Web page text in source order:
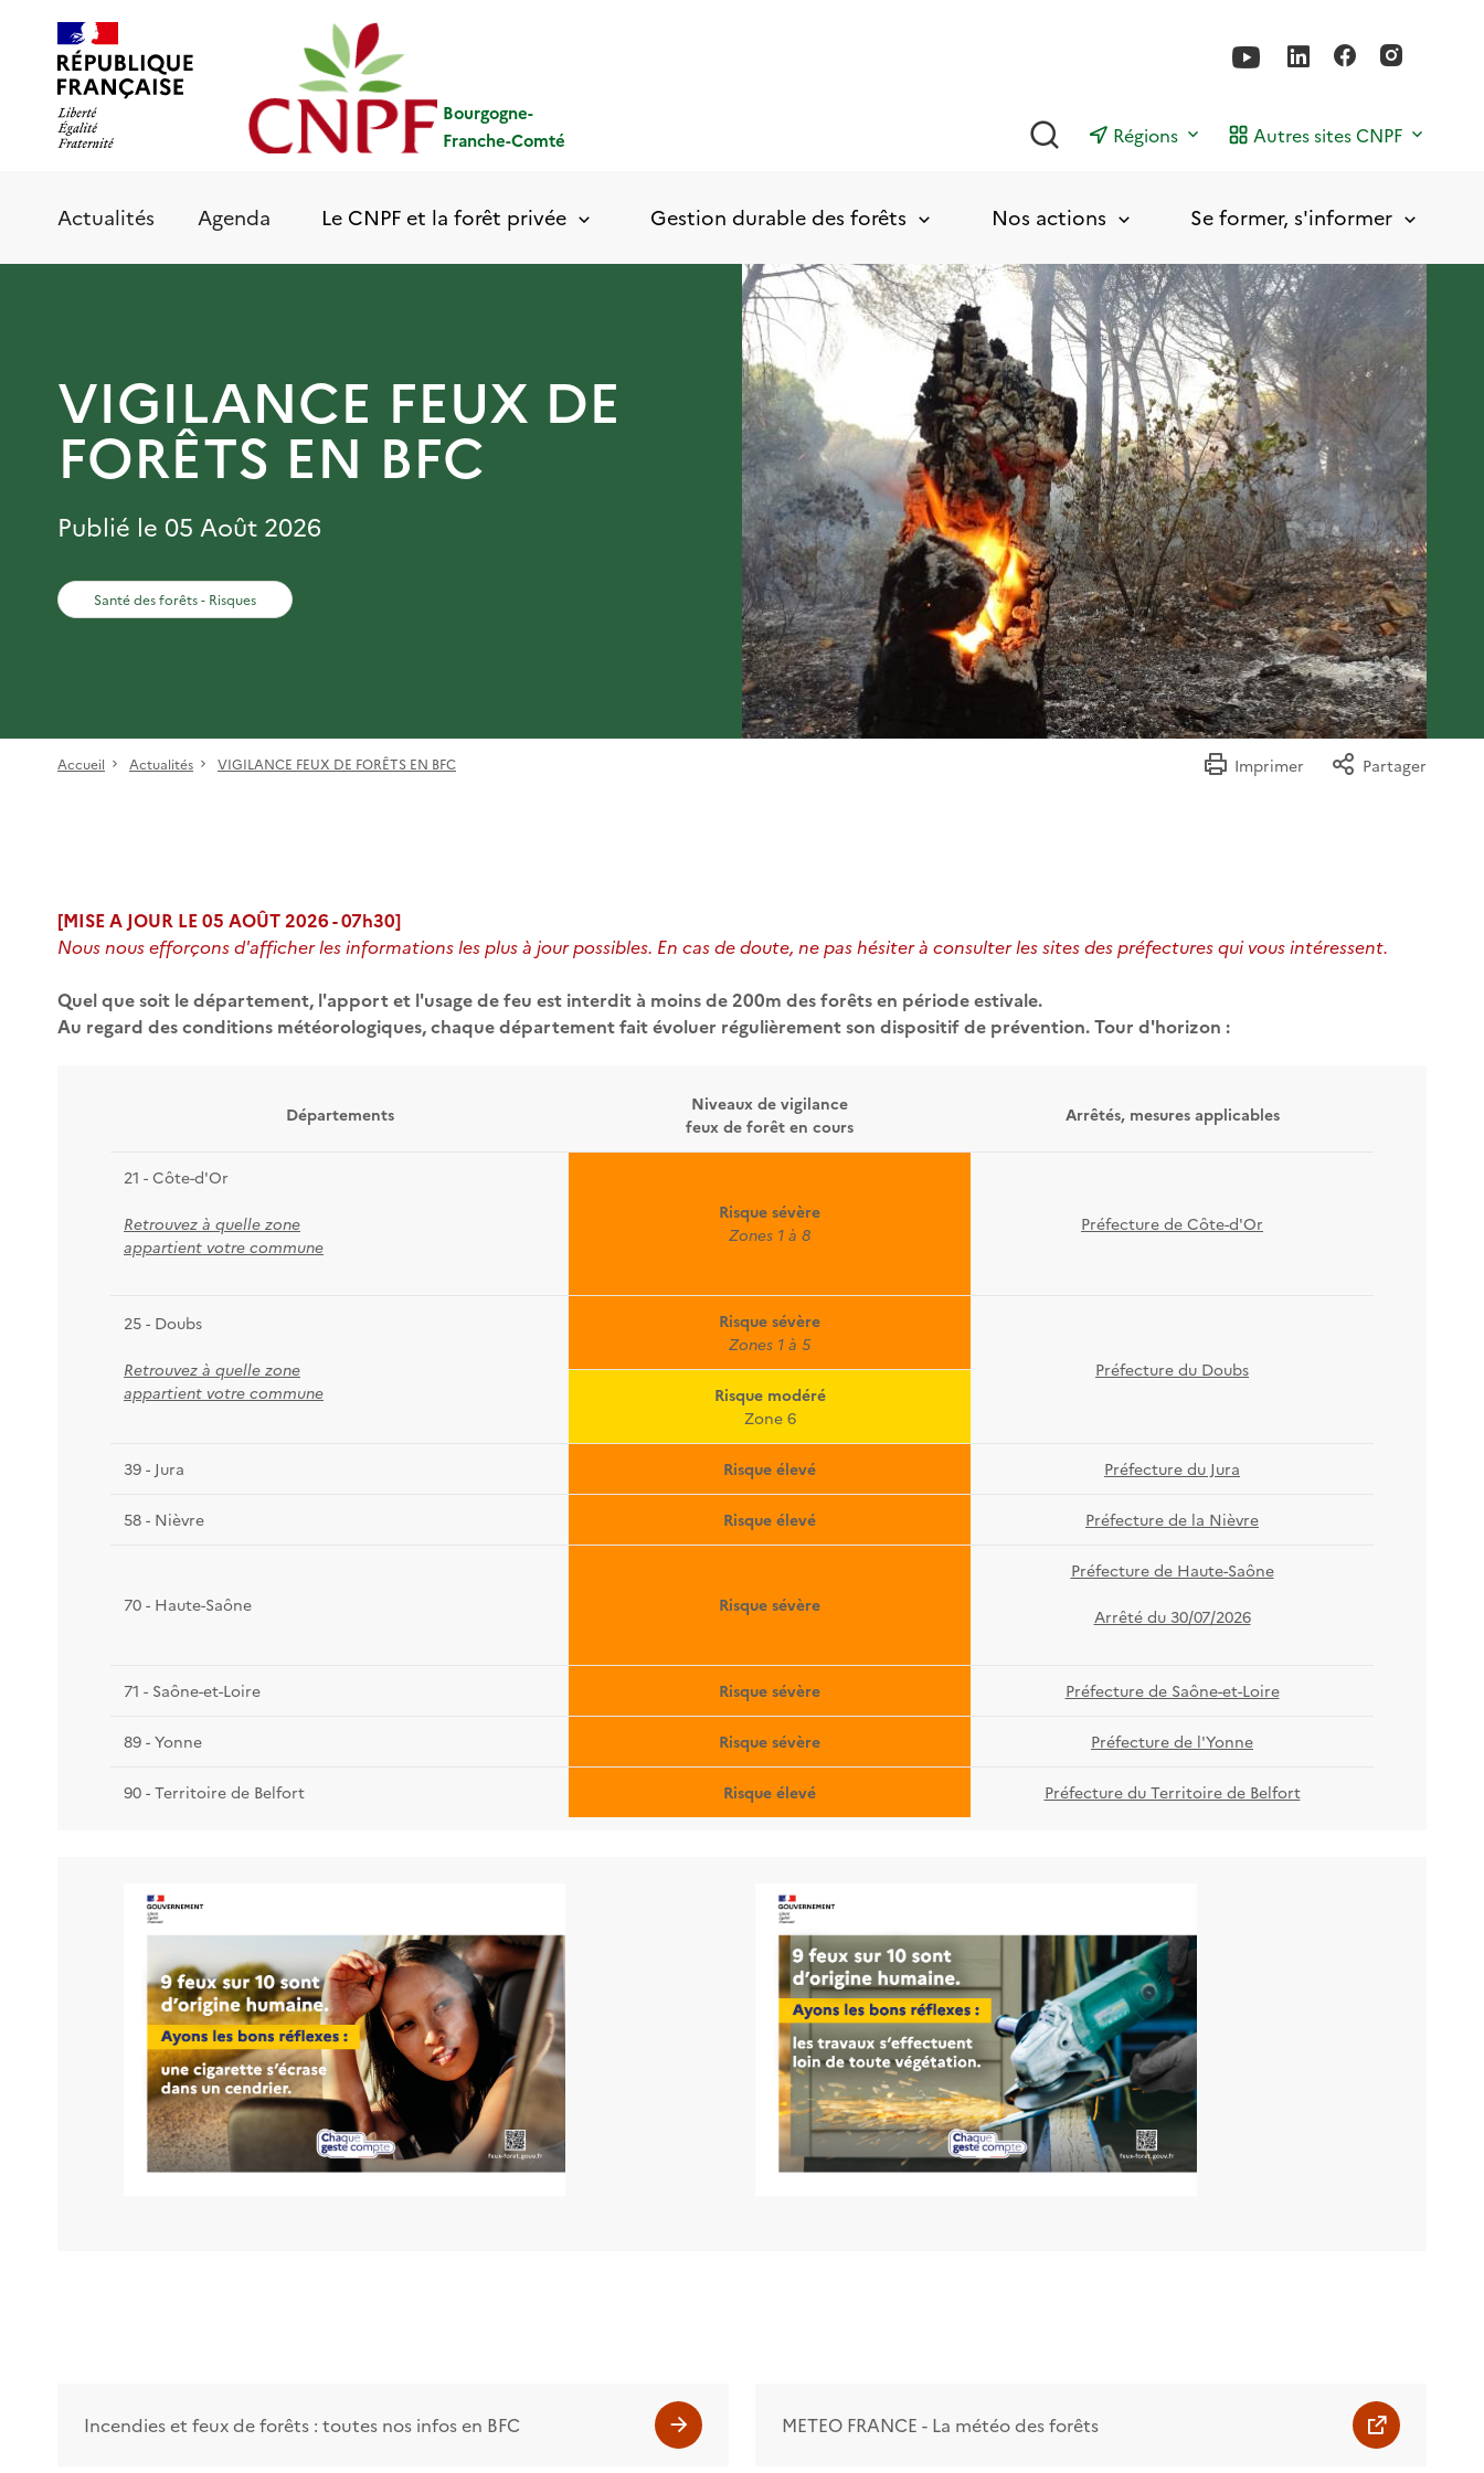
contenu
principal
Bourgogne-
Franche-Comté
Rechercher
Régions Autres sites CNPF
Actualités Agenda Le CNPF et la forêt privée Gestion durable des forêts Nos actions Se former, s'informer
VIGILANCE FEUX DE
FORÊTS EN BFC
Publié le 05 Août 2026
Santé des forêts - Risques
Accueil Actualités VIGILANCE FEUX DE FORÊTS EN BFC Imprimer Partager
[MISE A JOUR LE 05 AOÛT 2026 - 07h30]
Nous nous efforçons d'afficher les informations les plus à jour possibles. En cas de doute, ne pas hésiter à consulter les sites des préfectures qui vous intéressent.
Quel que soit le département, l'apport et l'usage de feu est interdit à moins de 200m des forêts en période estivale.
Au regard des conditions météorologiques, chaque département fait évoluer régulièrement son dispositif de prévention. Tour d'horizon :
Départements
Niveaux de vigilance
feux de forêt en cours
Arrêtés, mesures applicables
21 - Côte-d'Or
Retrouvez à quelle zone
appartient votre commune
Risque sévère
Zones 1 à 8
Préfecture de Côte-d'Or
25 - Doubs
Retrouvez à quelle zone
appartient votre commune
Risque sévère
Zones 1 à 5
Préfecture du Doubs
Risque modéré
Zone 6
39 - Jura Risque élevé Préfecture du Jura
58 - Nièvre Risque élevé Préfecture de la Nièvre
70 - Haute-Saône Risque sévère
Préfecture de Haute-Saône
Arrêté du 30/07/2026
71 - Saône-et-Loire Risque sévère Préfecture de Saône-et-Loire
89 - Yonne Risque sévère Préfecture de l'Yonne
90 - Territoire de Belfort Risque élevé Préfecture du Territoire de Belfort
Incendies et feux de forêts : toutes nos infos en BFC METEO FRANCE - La météo des forêts